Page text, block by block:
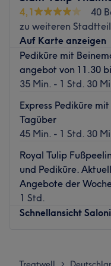
Was uns an dem
Atmosphäre:
Expertise: Mani- und
design.
Produkte und
regelmäßige Fort- und
bleiben die
neusten Stand.
Auch entspannende
innovative, apparative
diverse
der Kunde im
Ausstrahlung sowie
wichtigsten
4,1
40
zu weiteren
Auf Karte anzeigen
Pediküre mit
angebot von 11.30
35 Min. - 1 Std. 30
Express Pediküre
Tagüber
45 Min. - 1 Std. 30
Royal Tulip
und Pediküre.
Angebote der
1 Std.
Schnellansicht
Dienstag>